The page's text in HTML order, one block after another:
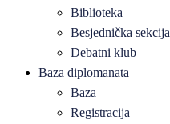
Biblioteka
Besjednička sekcija
Debatni klub
Baza diplomanata
Baza
Registracija